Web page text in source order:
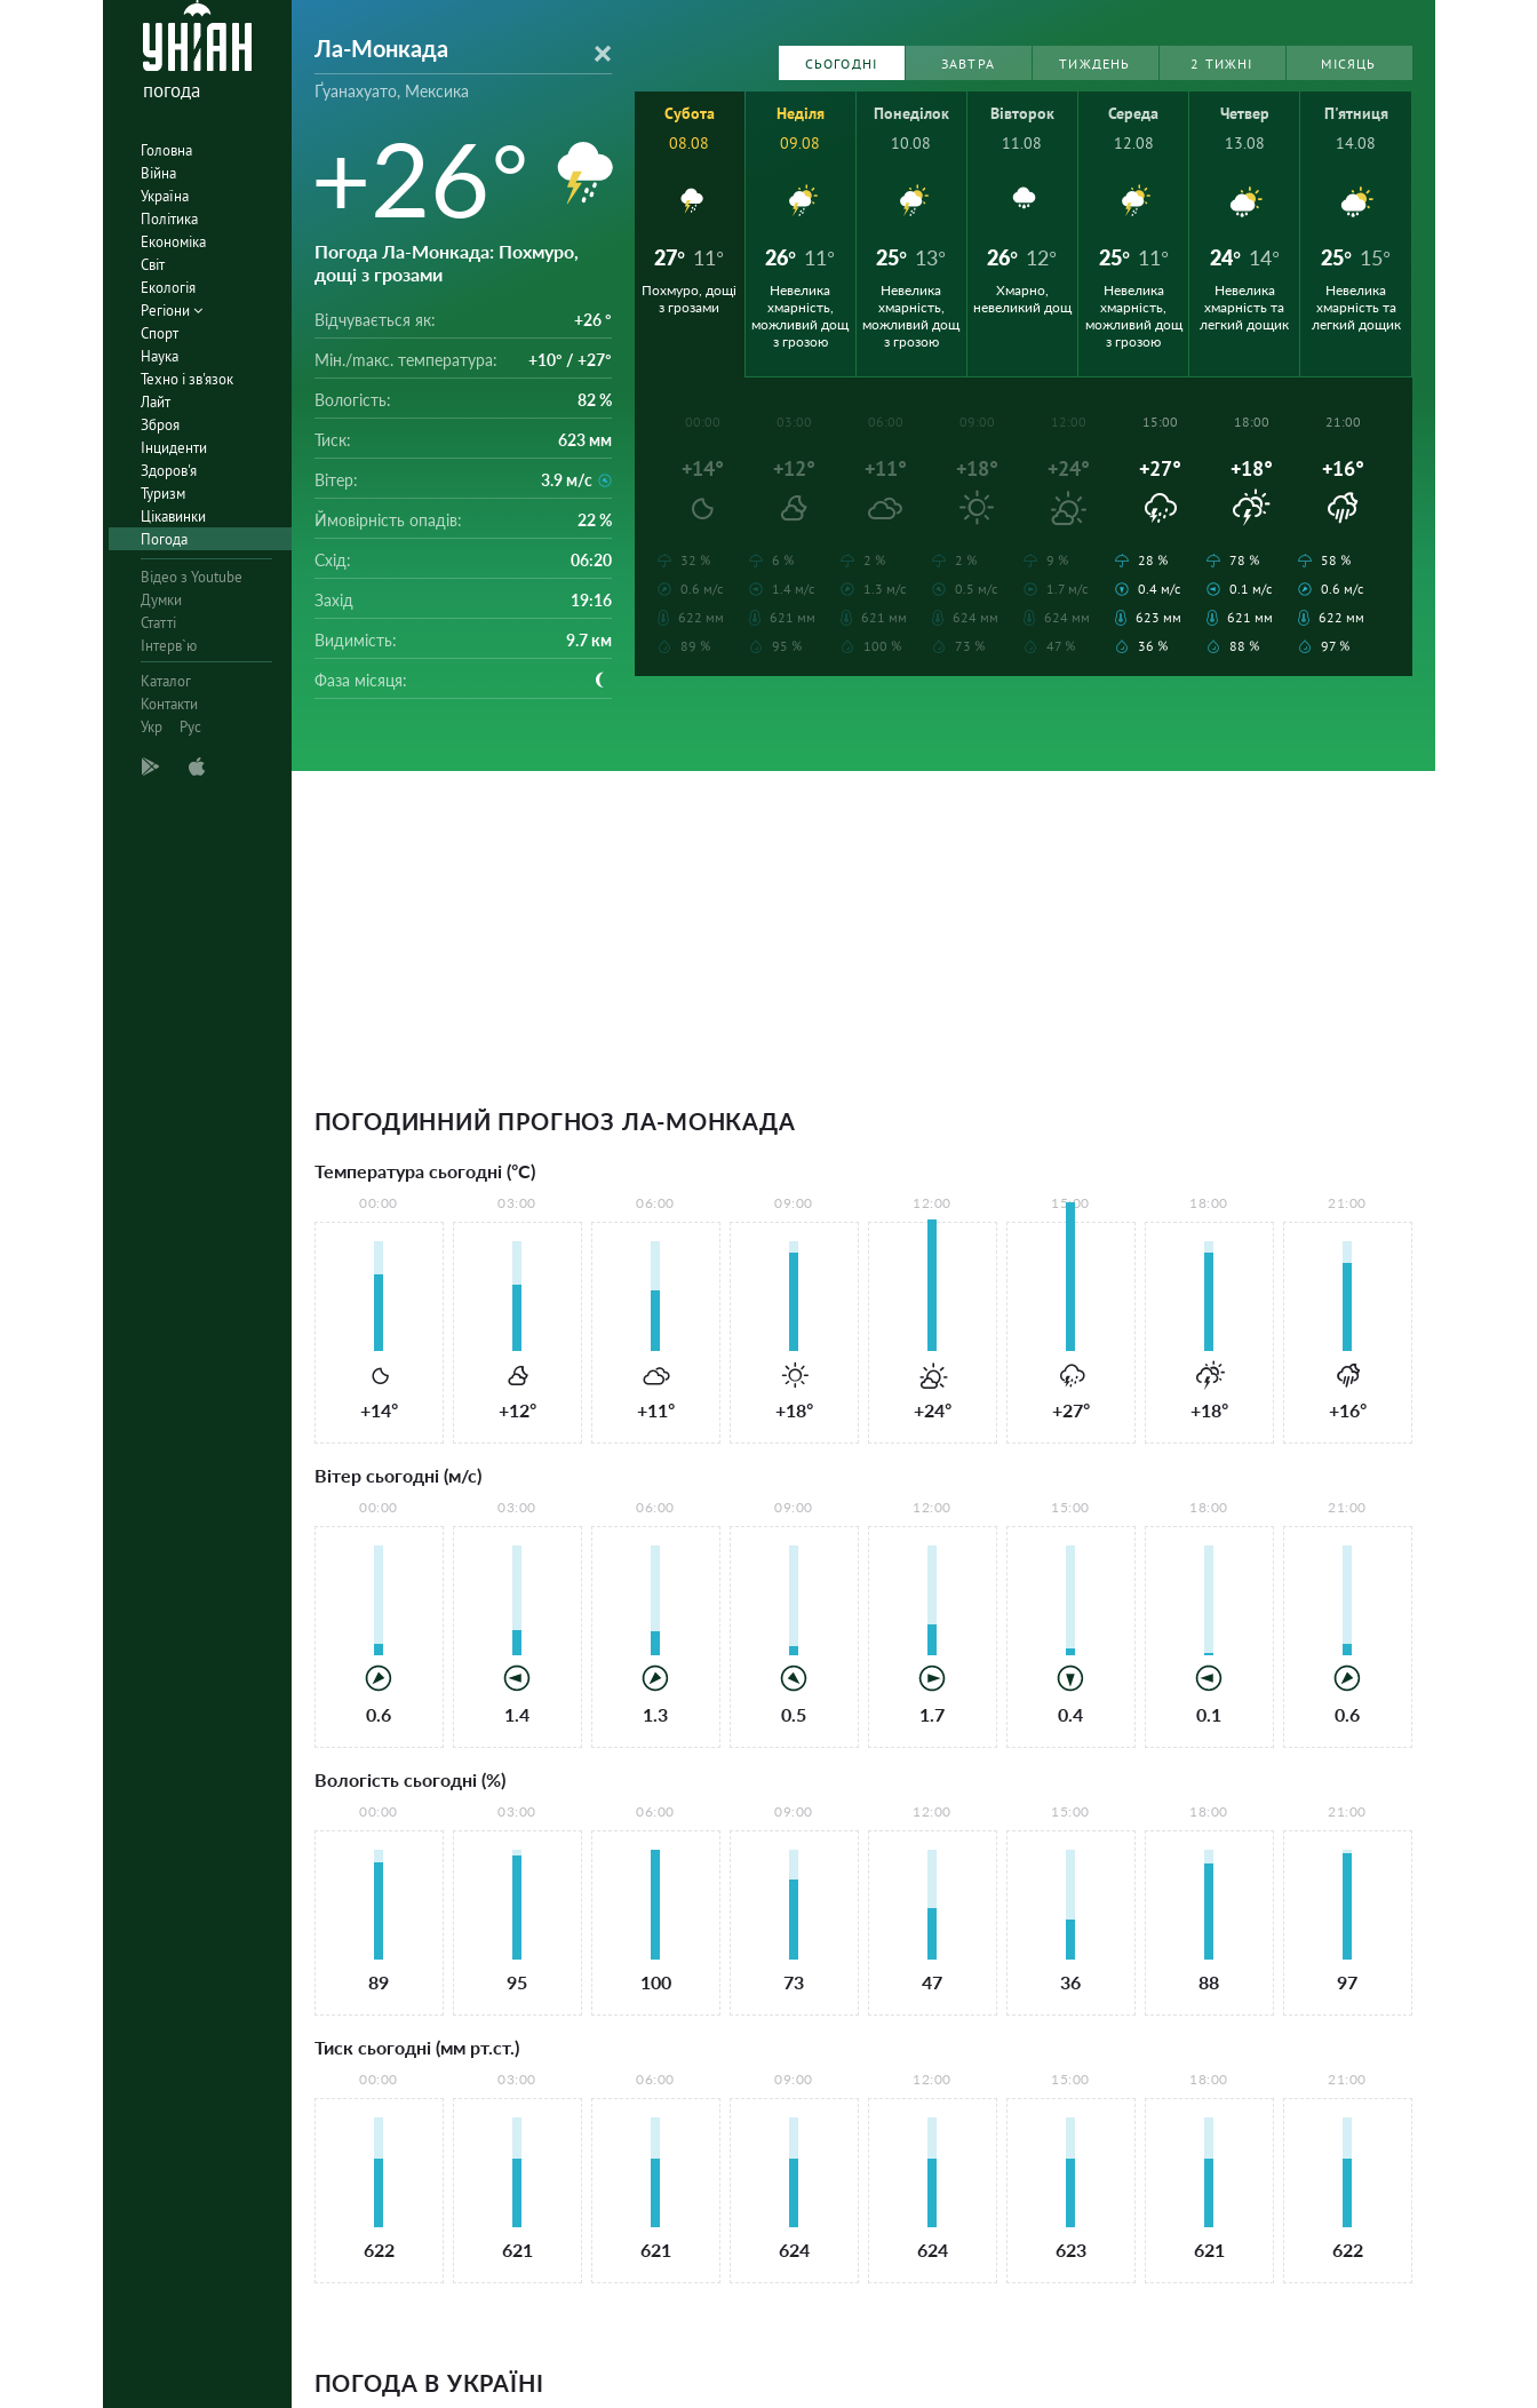
погода
Головна
Війна
Україна
Політика
Економіка
Світ
Екологія
Регіони
Спорт
Наука
Техно і зв'язок
Лайт
Зброя
Інциденти
Здоров'я
Туризм
Цікавинки
Погода
Відео з Youtube
Думки
Статті
Інтерв`ю
Каталог
Контакти
Укр
Рус
Ла-Монкада
Ґуанахуато, Мексика
+26°
Погода Ла-Монкада: Похмуро,
дощі з грозами
Відчувається як: +26 °
Мін./mакс. температура: +10° / +27°
Вологість: 82 %
Тиск: 623 мм
Вітер: 3.9 м/с
Ймовірність опадів: 22 %
Схід: 06:20
Захід 19:16
Видимість: 9.7 км
Фаза місяця:
СЬОГОДНІ ЗАВТРА ТИЖДЕНЬ 2 ТИЖНІ МІСЯЦЬ
Субота
08.08
27° 11°
Похмуро, дощі
з грозами
Неділя
09.08
26° 11°
Невелика
хмарність,
можливий дощ
з грозою
Понеділок
10.08
25° 13°
Невелика
хмарність,
можливий дощ
з грозою
Вівторок
11.08
26° 12°
Хмарно,
невеликий дощ
Середа
12.08
25° 11°
Невелика
хмарність,
можливий дощ
з грозою
Четвер
13.08
24° 14°
Невелика
хмарність та
легкий дощик
П'ятниця
14.08
25° 15°
Невелика
хмарність та
легкий дощик
00:00
+14°
32 %
0.6 м/с
622 мм
89 %
03:00
+12°
6 %
1.4 м/с
621 мм
95 %
06:00
+11°
2 %
1.3 м/с
621 мм
100 %
09:00
+18°
2 %
0.5 м/с
624 мм
73 %
12:00
+24°
9 %
1.7 м/с
624 мм
47 %
15:00
+27°
28 %
0.4 м/с
623 мм
36 %
18:00
+18°
78 %
0.1 м/с
621 мм
88 %
21:00
+16°
58 %
0.6 м/с
622 мм
97 %
ПОГОДИННИЙ ПРОГНОЗ ЛА-МОНКАДА
Температура сьогодні (°С)
00:00
+14°
03:00
+12°
06:00
+11°
09:00
+18°
12:00
+24°
15:00
+27°
18:00
+18°
21:00
+16°
Вітер сьогодні (м/с)
00:00
0.6
03:00
1.4
06:00
1.3
09:00
0.5
12:00
1.7
15:00
0.4
18:00
0.1
21:00
0.6
Вологість сьогодні (%)
00:00
89
03:00
95
06:00
100
09:00
73
12:00
47
15:00
36
18:00
88
21:00
97
Тиск сьогодні (мм рт.ст.)
00:00
622
03:00
621
06:00
621
09:00
624
12:00
624
15:00
623
18:00
621
21:00
622
ПОГОДА В УКРАЇНІ